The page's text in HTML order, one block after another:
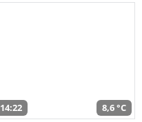
14:22 8,6 °C